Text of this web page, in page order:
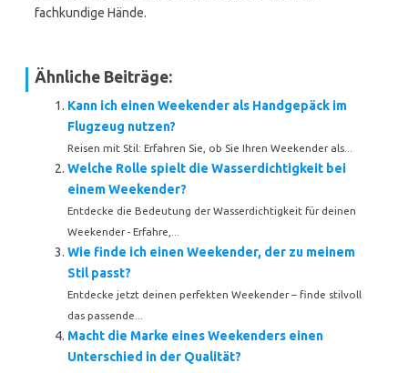
fachkundige Hände.
Ähnliche Beiträge:
Kann ich einen Weekender als Handgepäck im
Flugzeug nutzen?
Reisen mit Stil: Erfahren Sie, ob Sie Ihren Weekender als...
Welche Rolle spielt die Wasserdichtigkeit bei
einem Weekender?
Entdecke die Bedeutung der Wasserdichtigkeit für deinen
Weekender - Erfahre,...
Wie finde ich einen Weekender, der zu meinem
Stil passt?
Entdecke jetzt deinen perfekten Weekender – finde stilvoll
das passende...
Macht die Marke eines Weekenders einen
Unterschied in der Qualität?